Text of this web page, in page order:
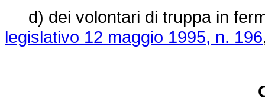
d) dei volontari di truppa in
legislativo 12 maggio 1995, n. 196